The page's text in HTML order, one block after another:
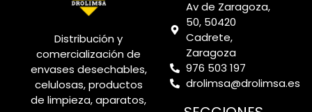
Distribución y
comercialización de
envases desechables,
celulosas, productos
de limpieza, aparatos,
Av de Zaragoza,
50, 50420
Cadrete,
Zaragoza
976 503 197
drolimsa@drolimsa.es